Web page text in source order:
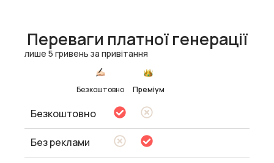
Переваги платної генерації
лише 5 гривень за привітання
Безкоштовно Преміум
Безкоштовно
Без реклами